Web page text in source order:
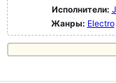
Исполнители:
Жанры: Electro